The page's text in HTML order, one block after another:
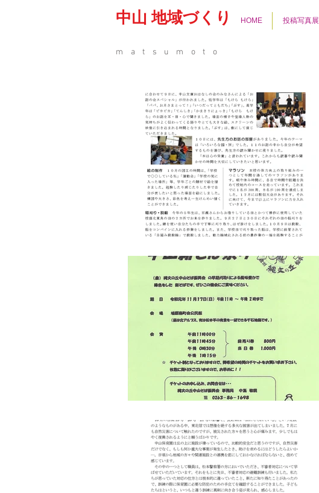
中山 地域づくり HOME 投稿写真展
matsumoto